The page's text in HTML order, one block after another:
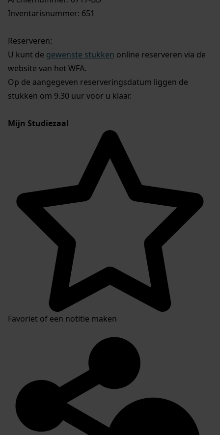
Inventarisnummer: 651
Reserveren:
U kunt de gewenste stukken online reserveren via de
website van het WFA.
Op de aangegeven reserveringsdatum liggen de
stukken om 9.30 uur voor u klaar.
Mijn Studiezaal
Favoriet of een notitie maken